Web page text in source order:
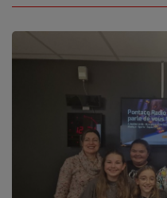
L'ÉQUIPE
GRILLE DES PROGRAMMES
PODCASTS - SAISON 2026/2027